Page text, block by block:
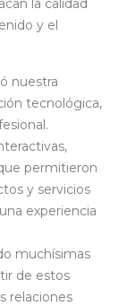
la calidad
y el
nuestra
tecnológica,
permitieron
y servicios
experiencia
muchísimas
de estos
relaciones